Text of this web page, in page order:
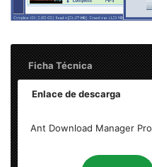
Ficha Técnica
Enlace de descarga
Tamaño: 34 MB
Ant Download Manager